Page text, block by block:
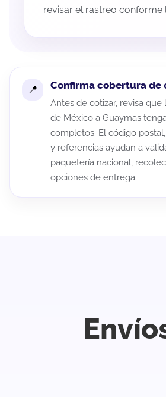
revisar el rastreo
Confirma cobertura de
Antes de cotizar, revisa que
de México a Guaymas
completos. El código
y referencias ayudan a
paquetería nacional,
opciones de entrega.